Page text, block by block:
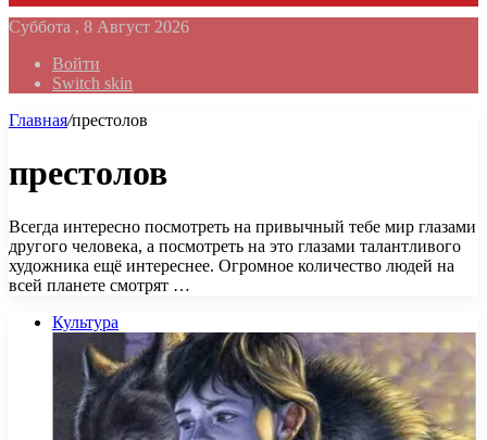
Суббота , 8 Август 2026
Войти
Switch skin
Главная/престолов
престолов
Всегда интересно посмотреть на привычный тебе мир глазами
другого человека, а посмотреть на это глазами талантливого
художника ещё интереснее. Огромное количество людей на
всей планете смотрят …
Культура